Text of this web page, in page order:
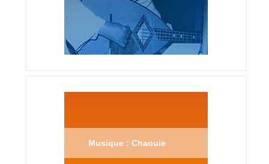
Musique : Chaouie